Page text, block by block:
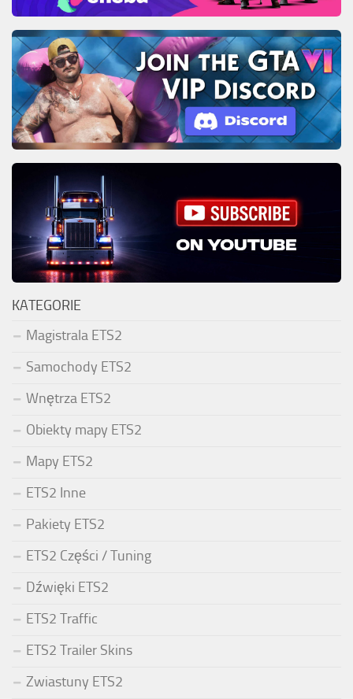
KATEGORIE
Magistrala ETS2
Samochody ETS2
Wnętrza ETS2
Obiekty mapy ETS2
Mapy ETS2
ETS2 Inne
Pakiety ETS2
ETS2 Części / Tuning
Dźwięki ETS2
ETS2 Traffic
ETS2 Trailer Skins
Zwiastuny ETS2